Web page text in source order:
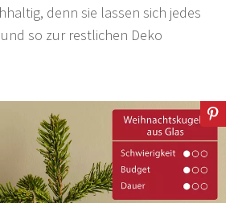
denn sie lassen sich jedes
so zur restlichen Deko